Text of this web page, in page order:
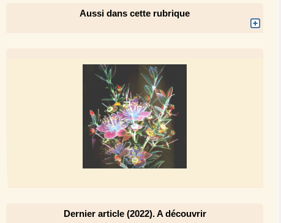
Aussi dans cette rubrique
Dernier article (2022). A découvrir